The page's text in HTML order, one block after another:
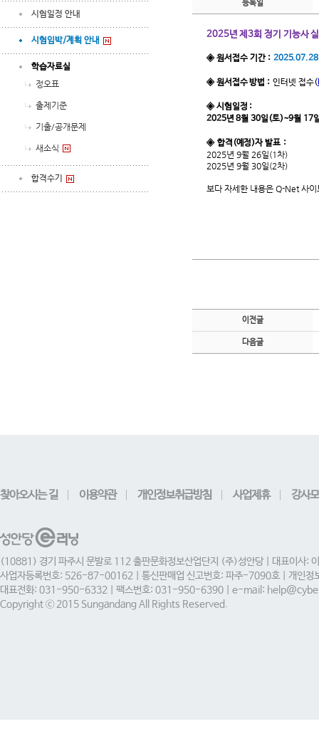
시험일정 안내
시험임박/계획 안내
학습자료실
정오표
출제기준
기출/공개문제
새소식
합격수기
등록일
2025년 제3회 정기 기능사
◈ 원서접수 기간 :
◈ 원서접수 방법 : 인터넷 접수(
◈ 시험일정 :
2025년 8월 30일(토)~9월 17
◈ 합격(예정)자 발표 :
2025년 9월 26일(1차)
2025년 9월 30일(2차)
보다 자세한 내용은 Q-Net 사
이전글
다음글
찾아오시는 길 이용약관 개인정보취급방침 사업제휴 강사
(10881) 경기 파주시 문발로 112 출판문화정보산업단지 (주)성안당 | 대표이사:
사업자등록번호: 526-87-00162 | 통신판매업 신고번호: 파주-7090호 | 개인정
대표전화: 031-950-6332 | 팩스번호: 031-950-6390 | e-mail:
Copyright ⓒ 2015 Sungandang All Rights Reserved.